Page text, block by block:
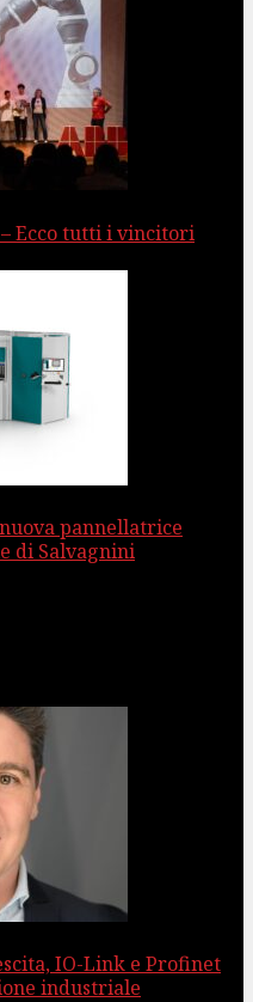
– Ecco tutti i vincitori
pannellatrice
di Salvagnini
IO-Link e Profinet
industriale